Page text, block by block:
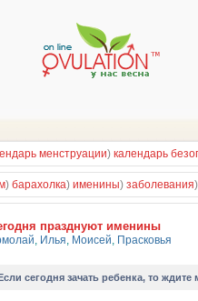
менструации) календарь
) барахолка) именины) заболевания
празднуют именины
, Илья, Моисей, Прасковья
сегодня зачать ребенка, то